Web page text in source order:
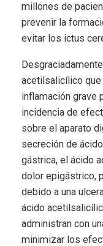
millones de
prevenir la
evitar los ictus
acetilsalicílico que
inflamación grave
incidencia de
sobre el aparato
secreción de
gástrica, el ácido
dolor epigástrico,
debido a una
ácido
administran con
minimizar los